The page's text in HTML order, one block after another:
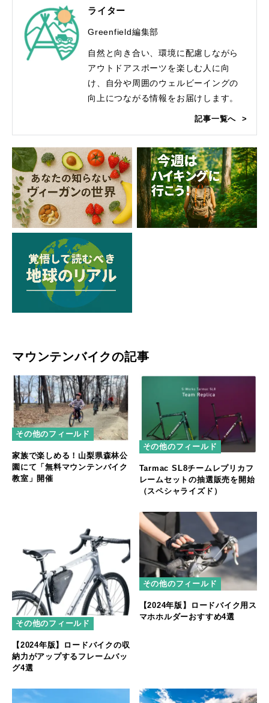
ライター
Greenfield編集部
自然と向き合い、環境に配慮しながら
アウトドアスポーツを楽しむ人に向
け、自分や周囲のウェルビーイングの
向上につながる情報をお届けします。
記事一覧へ
マウンテンバイクの記事
その他のフィールド
家族で楽しめる！山梨県森林公
園にて「無料マウンテンバイク
教室」開催
その他のフィールド
Tarmac SL8チームレプリカフ
レームセットの抽選販売を開始
（スペシャライズド）
その他のフィールド
【2024年版】ロードバイクの収
納力がアップするフレームバッ
グ4選
その他のフィールド
【2024年版】ロードバイク用ス
マホホルダーおすすめ4選